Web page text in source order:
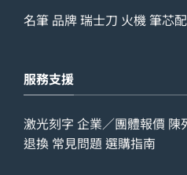
名筆 品牌瑞士刀 火機筆芯
服務支援
激光刻字 企業／團體報價 陳
退換 常見問題 選購指南